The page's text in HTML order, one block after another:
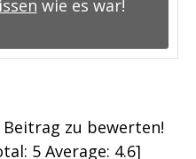
wie es war!
Beitrag zu bewerten!
5 Average: 4.6]